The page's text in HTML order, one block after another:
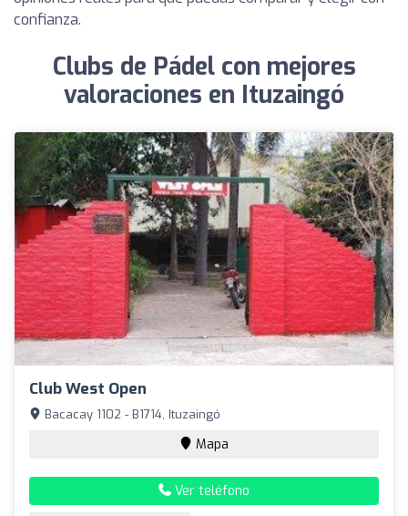
confianza.
Clubs de Pádel con mejores
valoraciones en Ituzaingó
Club West Open
Bacacay 1102 - B1714, Ituzaingó
Mapa
Ver teléfono